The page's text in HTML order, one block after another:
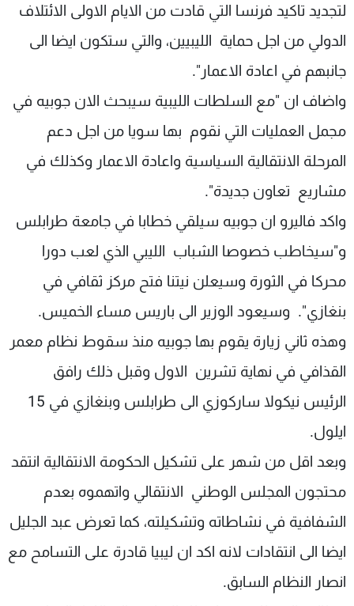
لتجديد تاكيد فرنسا التي قادت من الايام الاولى الائتلاف
الدولي من اجل حماية الليبيين، والتي ستكون ايضا الى
جانبهم في اعادة الاعمار".
واضاف ان "مع السلطات الليبية سيبحث الان جوبيه في
مجمل العمليات التي نقوم بها سويا من اجل دعم
المرحلة الانتقالية السياسية واعادة الاعمار وكذلك في
مشاريع تعاون جديدة".
واكد فاليرو ان جوبيه سيلقي خطابا في جامعة طرابلس
و"سيخاطب خصوصا الشباب الليبي الذي لعب دورا
محركا في الثورة وسيعلن نيتنا فتح مركز ثقافي في
بنغازي". وسيعود الوزير الى باريس مساء الخميس.
وهذه ثاني زيارة يقوم بها جوبيه منذ سقوط نظام معمر
القذافي في نهاية تشرين الاول وقبل ذلك رافق
ايلول.
وبعد اقل من شهر على تشكيل الحكومة الانتقالية انتقد
محتجون المجلس الوطني الانتقالي واتهموه بعدم
الشفافية في نشاطاته وتشكيلته، كما تعرض عبد الجليل
ايضا الى انتقادات لانه اكد ان ليبيا قادرة على التسامح مع
انصار النظام السابق.